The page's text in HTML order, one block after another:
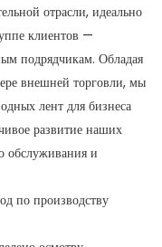
отрасли, идеально
клиентов —
подрядчикам. Обладая
внешней торговли, мы
лент для бизнеса
развитие наших
обслуживания и